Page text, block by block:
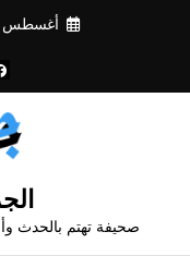
أغسطس 7, 2026
صحيفة تهتم بالحدث